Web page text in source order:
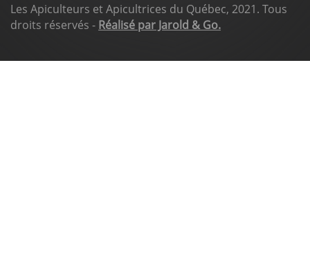
Les Apiculteurs et Apicultrices du Québec, 2021. Tous
droits réservés - Réalisé par Jarold & Go.